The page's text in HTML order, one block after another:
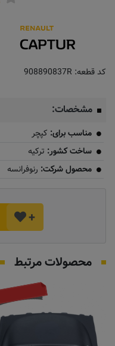
کد قطعه: 908890837R
مشخصات:
مناسب برای: کپچر
ساخت کشور: ترکیه
محصول شرکت: رنوفرانسه
+
محصولات مرتبط
موجود نیست